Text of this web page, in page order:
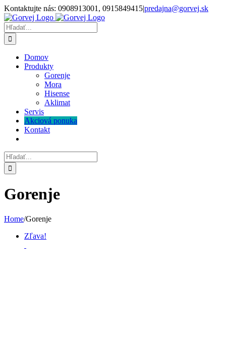
Skip
to
content
Kontaktujte nás: 0908913001, 0915849415|predajna@gorvej.sk
Hľadať:
Domov
Produkty
Gorenje
Mora
Hisense
Aklimat
Servis
Akciová ponuka
Kontakt
Hľadať:
Gorenje
Home/Gorenje
Zľava!